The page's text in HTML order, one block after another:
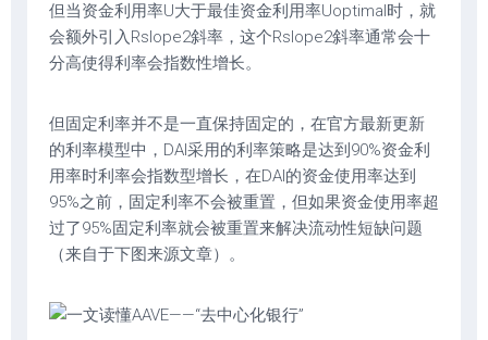
但当资金利用率U大于最佳资金利用率Uoptimal时，就
会额外引入Rslope2斜率，这个Rslope2斜率通常会十
分高使得利率会指数性增长。
但固定利率并不是一直保持固定的，在官方最新更新
的利率模型中，DAI采用的利率策略是达到90%资金利
用率时利率会指数型增长，在DAI的资金使用率达到
95%之前，固定利率不会被重置，但如果资金使用率超
过了95%固定利率就会被重置来解决流动性短缺问题
（来自于下图来源文章）。